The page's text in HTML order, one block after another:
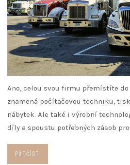
Ano, celou svou firmu přemístíte do
znamená počítačovou techniku,
nábytek. Ale také i výrobní
díly a spoustu potřebných zásob
PŘEČÍST